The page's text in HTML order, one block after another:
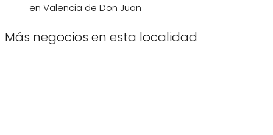
en Valencia de Don Juan
Más negocios en esta localidad